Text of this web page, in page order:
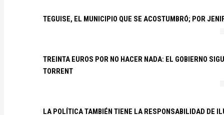
TEGUISE, EL MUNICIPIO QUE SE ACOSTUMBRÓ; POR
TREINTA EUROS POR NO HACER NADA: EL GOBIERNO
TORRENT
LA POLÍTICA TAMBIÉN TIENE LA RESPONSABILIDAD DE